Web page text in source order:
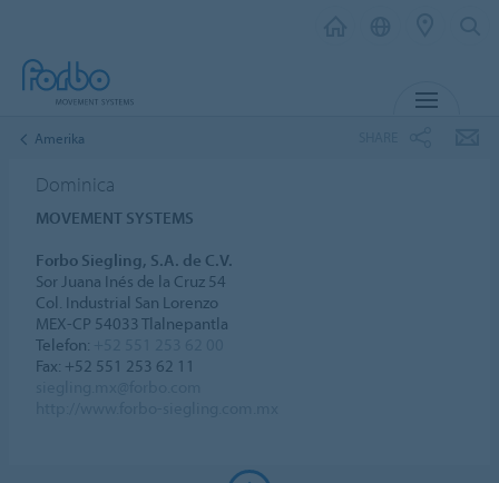
Amerika
Dominica
MOVEMENT SYSTEMS
Forbo Siegling, S.A. de C.V.
Sor Juana Inés de la Cruz 54
Col. Industrial San Lorenzo
MEX-CP 54033 Tlalnepantla
Telefon:
Fax: +52 551 253 62 11